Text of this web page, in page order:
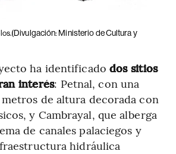
(Divulgación: Ministerio de Cultura y
ha identificado dos sitios
interés: Petnal, con una
de altura decorada con
y Cambrayal, que alberga
de canales palaciegos y
hidráulica